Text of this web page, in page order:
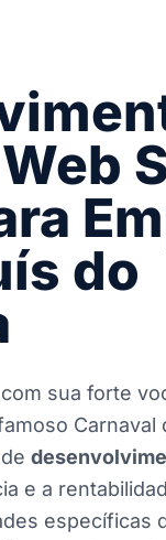
do
sua forte
Carnaval
e a
específicas